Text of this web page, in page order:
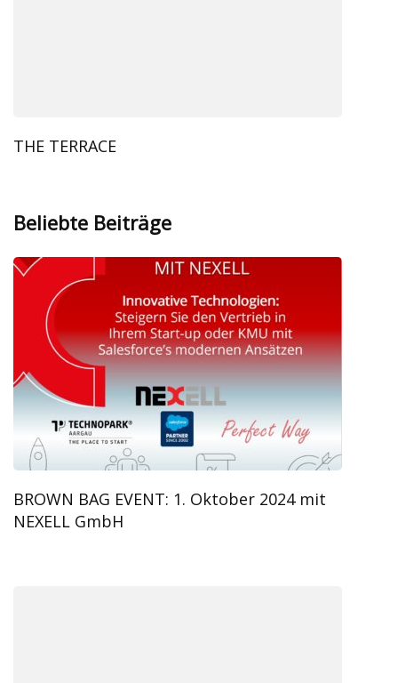
THE TERRACE
Beliebte Beiträge
BROWN BAG EVENT: 1. Oktober 2024 mit
NEXELL GmbH